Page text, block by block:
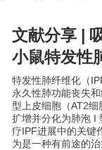
文献分享 |
小鼠特发性
特发性肺纤维化（
永久性肺功能丧失
型上皮细胞（AT2
扩增并分化为肺泡 I
疗IPF进展中的关键
为是一种有前途的治